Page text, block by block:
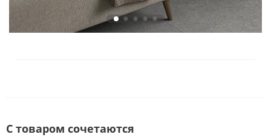
С товаром сочетаются